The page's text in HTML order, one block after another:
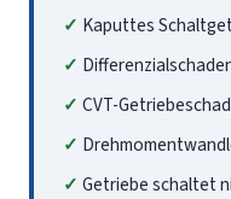
Kaputtes
CVT-
Getriebe schaltet